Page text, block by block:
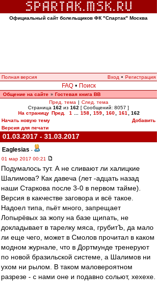
Официальный сайт болельщиков ФК "Спартак" Москва
Полная версия Вход • Регистрация
FAQ • Поиск
Общение на сайте » Гостевая книга ВВ
Пред. тема | След. тема
Страница 162 из 162 [ Сообщений: 8057 ]
На страницу Пред. 1 158 159 160 161
162
Начать новую тему
Добавить
Версия для печати
01.03.2017 - 31.03.2017
Eaglesias -
01 мар 2017 00:21
Подумалось тут. А не сливают ли халицкие
Шалимова? Как давеча (лет -адцать назад
наши Старкова после 3-0 в первом тайме).
Версия в какчестве заговора и всё такое.
Надоел типа, пьёт много, запрещает
Лопырёвых за жопу на базе щипать, не
докладывает в тарелку мяса, грубитЪ, да мало
ли еще чего, может в Смолов прочитал в каком
модном журнале, что в Дортмунде тренеруют
по новой бразильской системе, а Шалимов ни
ухом ни рылом. В таком маловероятном
разрезе - с нами оне и подавно сольют, хехехе.